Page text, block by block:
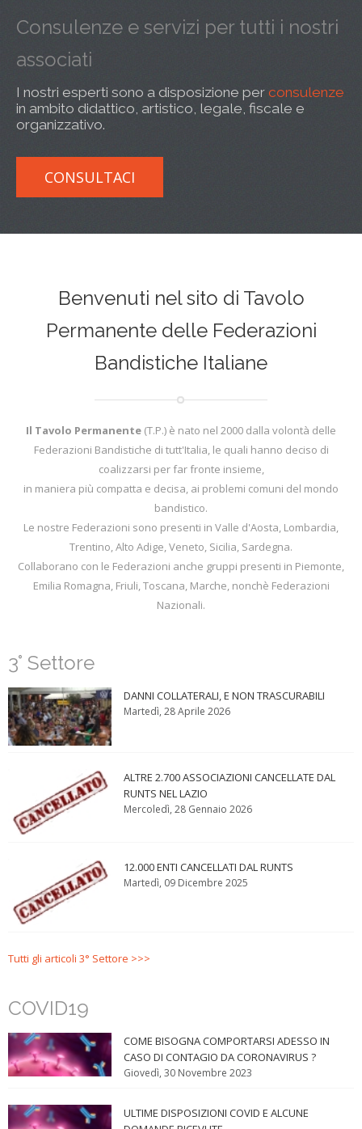
Consulenze e servizi per tutti i nostri
associati
I nostri esperti sono a disposizione per consulenze
in ambito didattico, artistico, legale, fiscale e
organizzativo.
CONSULTACI
Benvenuti nel sito di Tavolo
Permanente delle Federazioni
Bandistiche Italiane
Il Tavolo Permanente (T.P.) è nato nel 2000 dalla volontà delle
Federazioni Bandistiche di tutt'Italia, le quali hanno deciso di
coalizzarsi per far fronte insieme,
in maniera più compatta e decisa, ai problemi comuni del mondo
bandistico.
Le nostre Federazioni sono presenti in Valle d'Aosta, Lombardia,
Trentino, Alto Adige, Veneto, Sicilia, Sardegna.
Collaborano con le Federazioni anche gruppi presenti in Piemonte,
Emilia Romagna, Friuli, Toscana, Marche, nonchè Federazioni
Nazionali.
3° Settore
DANNI COLLATERALI, E NON TRASCURABILI
Martedì, 28 Aprile 2026
ALTRE 2.700 ASSOCIAZIONI CANCELLATE DAL
RUNTS NEL LAZIO
Mercoledì, 28 Gennaio 2026
12.000 ENTI CANCELLATI DAL RUNTS
Martedì, 09 Dicembre 2025
Tutti gli articoli 3° Settore >>>
COVID19
COME BISOGNA COMPORTARSI ADESSO IN
CASO DI CONTAGIO DA CORONAVIRUS ?
Giovedì, 30 Novembre 2023
ULTIME DISPOSIZIONI COVID E ALCUNE
Legislativa
Didattica
Brani d'obbligo 2008
Linee guida letteratura bandistica
RISORSE PER I COMPOSITORI
Brani da concorso